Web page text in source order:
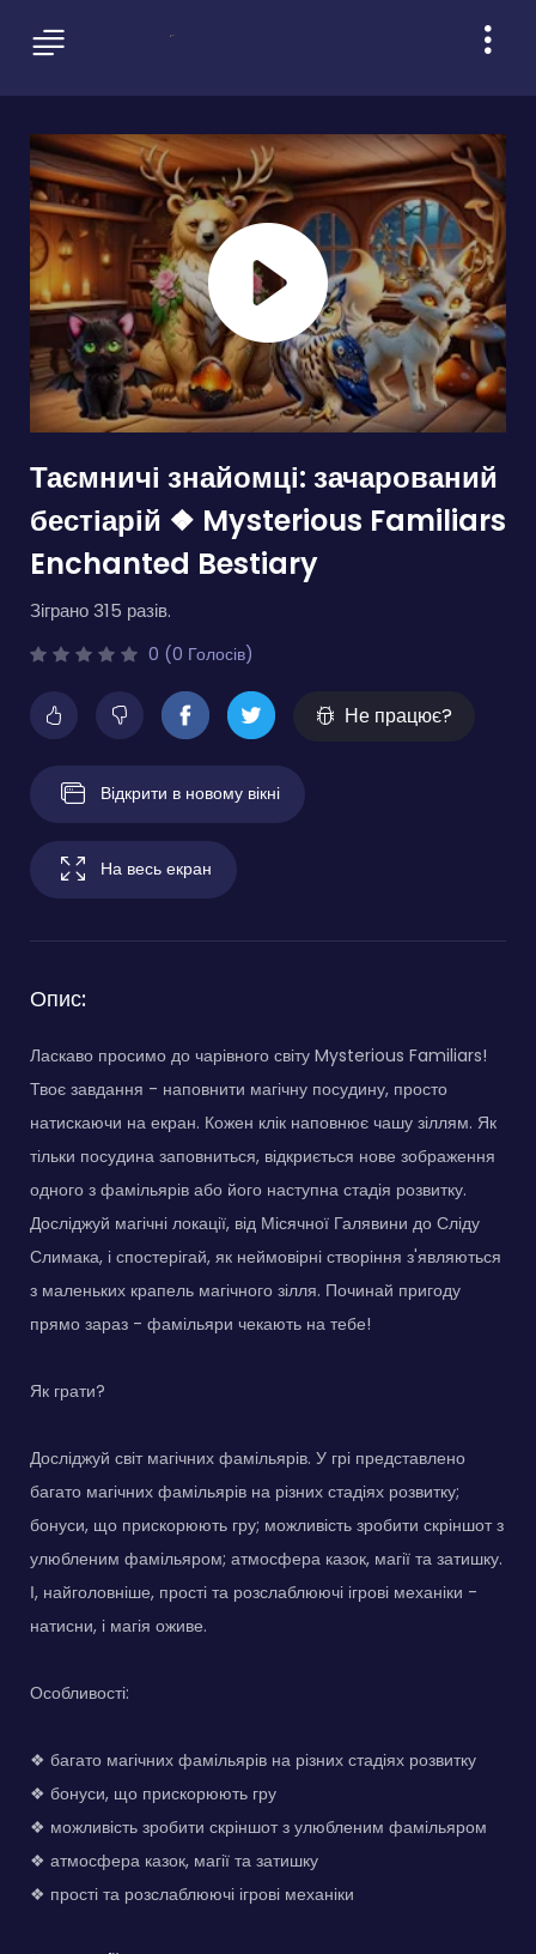
Таємничі знайомці: зачарований
бестіарій ❖ Mysterious Familiars
Enchanted Bestiary
Зіграно 315 разів.
0 (0 Голосів)
Не працює?
Відкрити в новому вікні
На весь екран
Опис:
Ласкаво просимо до чарівного світу Mysterious Familiars!
Твоє завдання - наповнити магічну посудину, просто
натискаючи на екран. Кожен клік наповнює чашу зіллям. Як
тільки посудина заповниться, відкриється нове зображення
одного з фамільярів або його наступна стадія розвитку.
Досліджуй магічні локації, від Місячної Галявини до Сліду
Слимака, і спостерігай, як неймовірні створіння з'являються
з маленьких крапель магічного зілля. Починай пригоду
прямо зараз - фамільяри чекають на тебе!
Як грати?
Досліджуй світ магічних фамільярів. У грі представлено
багато магічних фамільярів на різних стадіях розвитку;
бонуси, що прискорюють гру; можливість зробити скріншот з
улюбленим фамільяром; атмосфера казок, магії та затишку.
І, найголовніше, прості та розслаблюючі ігрові механіки -
натисни, і магія оживе.
Особливості:
❖ багато магічних фамільярів на різних стадіях розвитку
❖ бонуси, що прискорюють гру
❖ можливість зробити скріншот з улюбленим фамільяром
❖ атмосфера казок, магії та затишку
❖ прості та розслаблюючі ігрові механіки